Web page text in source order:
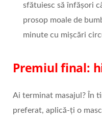
sfătuiesc să înfășori
prosop moale de
minute cu mișcări
Premiul final:
Ai terminat masajul? În
preferat, aplică-ți o